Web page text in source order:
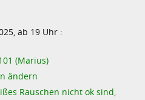
ab 19 Uhr :
(Marius)
ändern
Rauschen nicht ok sind,